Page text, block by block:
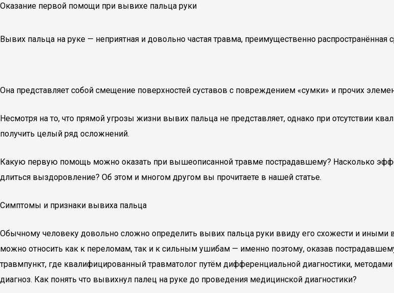
Оказание первой помощи при вывихе пальца руки
Вывих пальца на руке — неприятная и довольно частая травма, преимущественно распространённая
Она представляет собой смещение поверхностей суставов с повреждением «сумки» и прочих
Несмотря на то, что прямой угрозы жизни вывих пальца не представляет, однако при отсутствии
получить целый ряд осложнений.
Какую первую помощь можно оказать при вышеописанной травме пострадавшему? Насколько
длиться выздоровление? Об этом и многом другом вы прочитаете в нашей статье.
Симптомы и признаки вывиха пальца
Обычному человеку довольно сложно определить вывих пальца руки ввиду его схожести и
можно относить как к переломам, так и к сильным ушибам — именно поэтому, оказав
травмпункт, где квалифицированный травматолог путём дифференциальной диагностики,
диагноз. Как понять что вывихнул палец на руке до проведения медицинской диагностики?